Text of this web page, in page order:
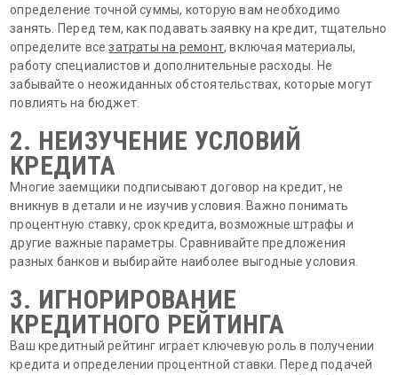
определение точной суммы, которую вам необходимо
занять. Перед тем, как подавать заявку на кредит, тщательно
определите всезатраты на ремонт, включая материалы,
работу специалистов и дополнительные расходы. Не
забывайте о неожиданных обстоятельствах, которые могут
повлиять на бюджет.
2. НЕИЗУЧЕНИЕ УСЛОВИЙ
КРЕДИТА
Многие заемщики подписывают договор на кредит, не
вникнув в детали и не изучив условия. Важно понимать
процентную ставку, срок кредита, возможные штрафы и
другие важные параметры. Сравнивайте предложения
разных банков и выбирайте наиболее выгодные условия.
3. ИГНОРИРОВАНИЕ
КРЕДИТНОГО РЕЙТИНГА
Ваш кредитный рейтинг играет ключевую роль в получении
кредита и определении процентной ставки. Перед подачей